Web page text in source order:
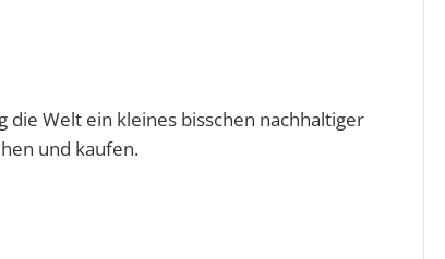
Welt ein kleines bisschen nachhaltiger
und kaufen.